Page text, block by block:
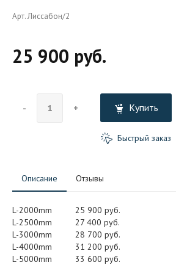
Арт. Лиссабон/2
25 900 руб.
- + Купить
Быстрый заказ
Описание Отзывы
L-2000mm
25 900 руб.
L-2500mm
27 400 руб.
L-3000mm
28 700 руб.
L-4000mm
31 200 руб.
L-5000mm
33 600 руб.